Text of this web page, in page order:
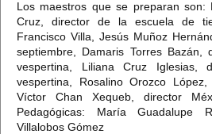
Los maestros que se preparan son:
Cruz, director de la escuela de
Francisco Villa, Jesús Muñoz
septiembre, Damaris Torres Bazán,
vespertina, Liliana Cruz Iglesias,
vespertina, Rosalino Orozco López,
Víctor Chan Xequeb, director
Pedagógicas: María Guadalupe
Villalobos Gómez